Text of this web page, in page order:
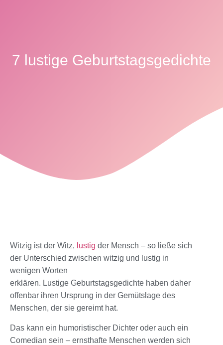
7 lustige Geburtstagsgedichte
Witzig ist der Witz, lustig der Mensch – so ließe sich
der Unterschied zwischen witzig und lustig in
wenigen Worten
erklären. Lustige Geburtstagsgedichte haben daher
offenbar ihren Ursprung in der Gemütslage des
Menschen, der sie gereimt hat.
Das kann ein humoristischer Dichter oder auch ein
Comedian sein – ernsthafte Menschen werden sich